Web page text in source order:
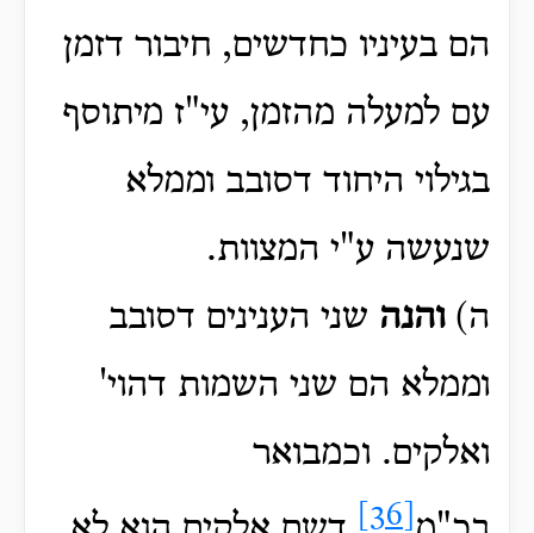
הם בעיניו כחדשים, חיבור דזמן
עם למעלה מהזמן, עי"ז מיתוסף
בגילוי היחוד דסובב וממלא
שנעשה ע"י המצוות.
ה)והנה שני הענינים דסובב
וממלא הם שני השמות דהוי'
ואלקים. וכמבואר